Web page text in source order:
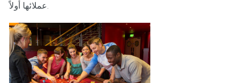
عملائها أولاً.